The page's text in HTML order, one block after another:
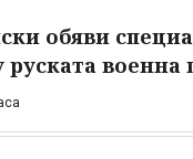
обяви
руската